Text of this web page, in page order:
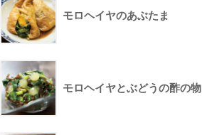
モロヘイヤのあぶたま
モロヘイヤとぶどうの酢の物